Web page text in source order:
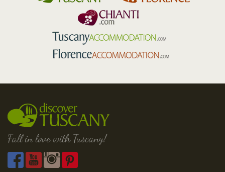
Fall in love with Tuscany!